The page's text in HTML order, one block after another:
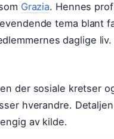
Grazia. Hennes
tema blant
daglige liv.
der sosiale kretser
hverandre.
av kilde.